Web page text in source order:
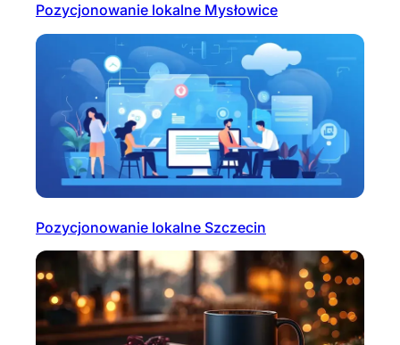
Pozycjonowanie lokalne Mysłowice
Pozycjonowanie lokalne Szczecin